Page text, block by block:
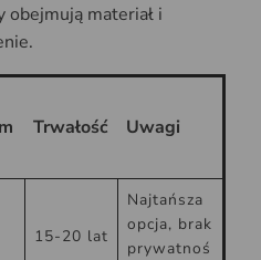
obejmują materiał i
Trwałość Uwagi
15-20 lat
Najtańsza
opcja, brak
prywatnoś